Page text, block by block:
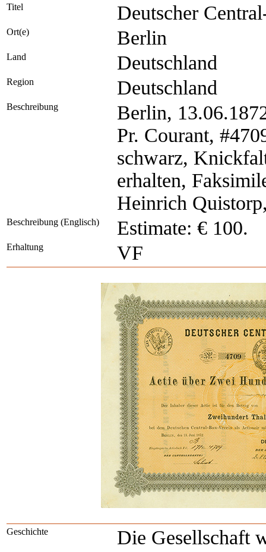
Titel Deutscher
Ort(e) Berlin
Land Deutschland
Region Deutschland
Beschreibung
Berlin,
Pr. Courant,
schwarz,
erhalten,
Heinrich
Beschreibung (Englisch) Estimate: € 100.
Erhaltung VF
Geschichte
Die Gesellschaft